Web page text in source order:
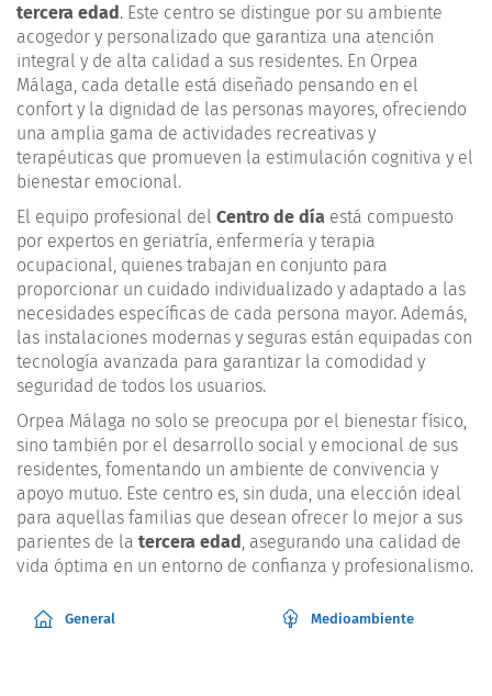
tercera edad. Este centro se distingue por su ambiente
acogedor y personalizado que garantiza una atención
integral y de alta calidad a sus residentes. En Orpea
Málaga, cada detalle está diseñado pensando en el
confort y la dignidad de las personas mayores, ofreciendo
una amplia gama de actividades recreativas y
terapéuticas que promueven la estimulación cognitiva y el
bienestar emocional.
El equipo profesional del Centro de día está compuesto
por expertos en geriatría, enfermería y terapia
ocupacional, quienes trabajan en conjunto para
proporcionar un cuidado individualizado y adaptado a las
necesidades específicas de cada persona mayor. Además,
las instalaciones modernas y seguras están equipadas con
tecnología avanzada para garantizar la comodidad y
seguridad de todos los usuarios.
Orpea Málaga no solo se preocupa por el bienestar físico,
sino también por el desarrollo social y emocional de sus
residentes, fomentando un ambiente de convivencia y
apoyo mutuo. Este centro es, sin duda, una elección ideal
para aquellas familias que desean ofrecer lo mejor a sus
parientes de la tercera edad , asegurando una calidad de
vida óptima en un entorno de confianza y profesionalismo.
General Medioambiente